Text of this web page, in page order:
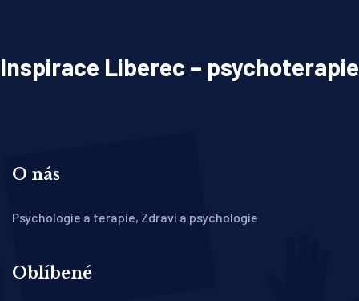
Inspirace Liberec – psychoterapie
O nás
Psychologie a terapie, Zdraví a psychologie
Oblíbené